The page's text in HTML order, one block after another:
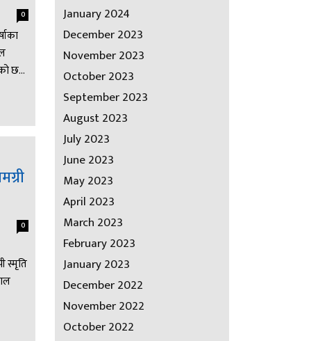
0
छ...
0
स्मृति
January 2024
December 2023
November 2023
October 2023
September 2023
August 2023
July 2023
June 2023
May 2023
April 2023
March 2023
February 2023
January 2023
December 2022
November 2022
October 2022